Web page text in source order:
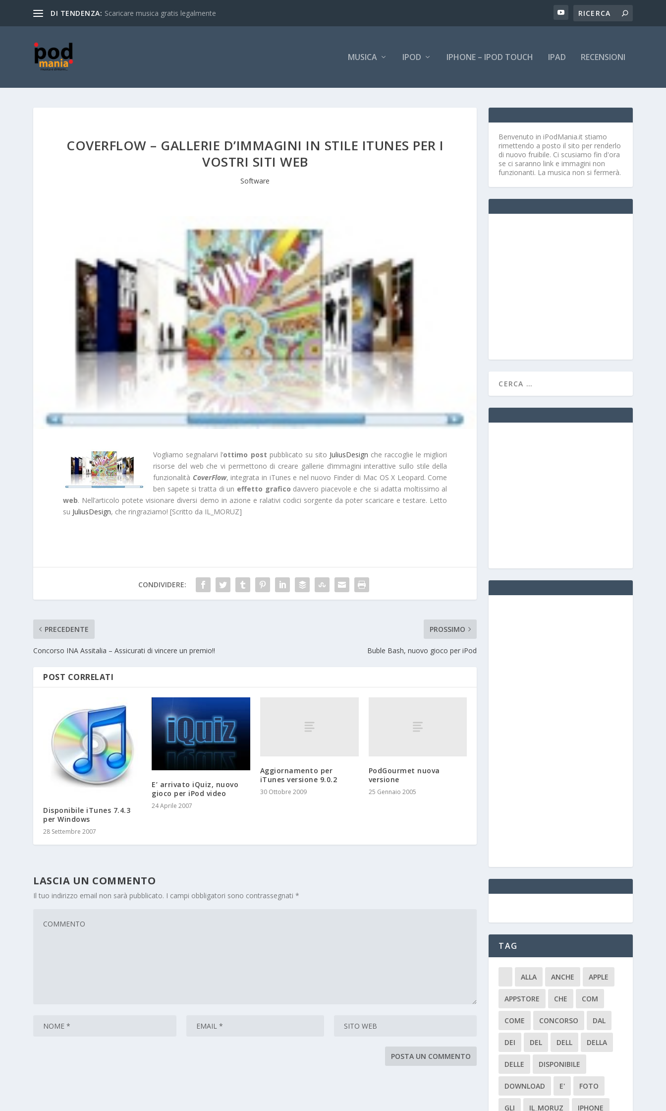
DI TENDENZA: Scaricare musica gratis legalmente
MUSICA IPOD IPHONE – IPOD TOUCH IPAD RECENSIONI
COVERFLOW – GALLERIE D’IMMAGINI IN STILE ITUNES PER I
VOSTRI SITI WEB
Software
Vogliamo segnalarvi l’ottimo post pubblicato su sito JuliusDesign che raccoglie le migliori
risorse del web che vi permettono di creare gallerie d’immagini interattive sullo stile della
funzionalità CoverFlow, integrata in iTunes e nel nuovo Finder di Mac OS X Leopard. Come
ben sapete si tratta di un effetto grafico davvero piacevole e che si adatta moltissimo al
web. Nell’articolo potete visionare diversi demo in azione e ralativi codici sorgente da poter scaricare e testare. Letto
su JuliusDesign, che ringraziamo! [Scritto da IL_MORUZ]
CONDIVIDERE:
PRECEDENTE
Concorso INA Assitalia – Assicurati di vincere un premio!!
PROSSIMO
Buble Bash, nuovo gioco per iPod
POST CORRELATI
Disponibile iTunes 7.4.3
per Windows
28 Settembre 2007
E’ arrivato iQuiz, nuovo
gioco per iPod video
24 Aprile 2007
Aggiornamento per
iTunes versione 9.0.2
30 Ottobre 2009
PodGourmet nuova
versione
25 Gennaio 2005
LASCIA UN COMMENTO
Il tuo indirizzo email non sarà pubblicato. I campi obbligatori sono contrassegnati*
Benvenuto in iPodMania.it stiamo
rimettendo a posto il sito per renderlo
di nuovo fruibile. Ci scusiamo fin d'ora
se ci saranno link e immagini non
funzionanti. La musica non si fermerà.
TAG
ALLA ANCHE APPLE
APPSTORE CHE COM
COME CONCORSO DAL
DEI DEL DELL DELLA
DELLE DISPONIBILE
DOWNLOAD E' FOTO
GLI IL_MORUZ IPHONE